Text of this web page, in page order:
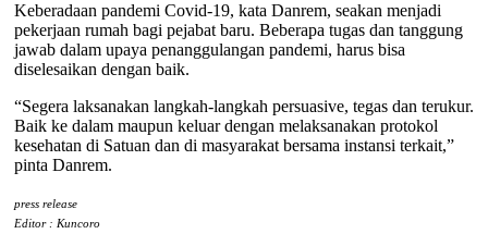
Keberadaan pandemi Covid-19, kata Danrem, seakan menjadi
pekerjaan rumah bagi pejabat baru. Beberapa tugas dan tanggung
jawab dalam upaya penanggulangan pandemi, harus bisa
diselesaikan dengan baik.
“Segera laksanakan langkah-langkah persuasive, tegas dan terukur.
Baik ke dalam maupun keluar dengan melaksanakan protokol
kesehatan di Satuan dan di masyarakat bersama instansi terkait,”
pinta Danrem.
press release
Editor : Kuncoro